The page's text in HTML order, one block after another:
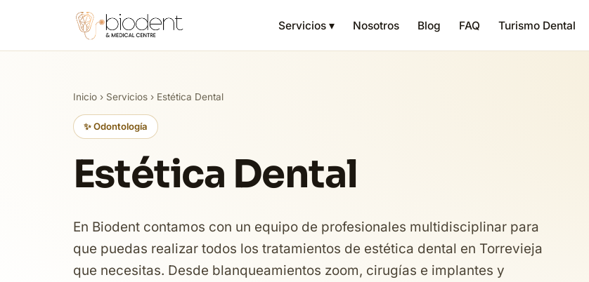
Servicios ▾ Nosotros Blog FAQ Turismo Dental
Inicio › Servicios › Estética Dental
✨ Odontología
Estética Dental
En Biodent contamos con un equipo de profesionales multidisciplinar para
que puedas realizar todos los tratamientos de estética dental en Torrevieja
que necesitas. Desde blanqueamientos zoom, cirugías e implantes y